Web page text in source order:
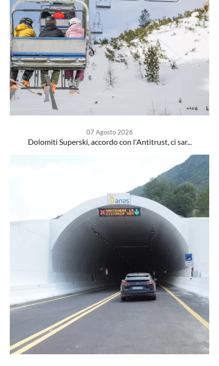
07 Agosto 2026
Dolomiti Superski, accordo con l'Antitrust, ci sar...